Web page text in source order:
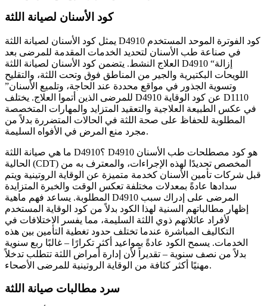
كود الأسنان لصيانة اللثة
يمثل كود الأسنان لصيانة اللثة D4910 كود الفوترة الموحد المستخدم
في صناعة طب الأسنان لتحديد الخدمات المقدمة للمرضى بعد
العلاج النشط. يتضمن كود الأسنان لصيانة اللثة D4910 “إزالة
اللويحات البكتيرية والجير من المناطق فوق وتحت اللثة، والتقليح
وتسوية الجذور في مواقع محددة عند الحاجة، وتلميع الأسنان”
للمرضى الذين أتموا العلاج. يختلف D4910 عن كود الوقاية D1110
في عكس الطبيعة العلاجية والتعقيد المتزايد والمهارات المتخصصة
المطلوبة للحفاظ على صحة اللثة في الحالات المتضررة بدلاً من
مجرد منع المرض في الأفواه السليمة.
ما هي صيانة اللثة D4910؟ D4910 هو كود مصطلحات طب الأسنان
الحالية (CDT) المخصص تحديدًا لهذه الإجراءات، والمعترف به من
قبل شركات تأمين الأسنان كخدمة متميزة عن الوقاية الروتينية ويتم
سدادها عادةً بمعدلات مختلفة تعكس الوقت والخبرة المتزايدة
المطلوبة. يساعد فهم ماهية D4910 المرضى على إدراك سبب
إظهار مطالباتهم السنية لهذا الكود بدلاً من كود الوقاية المستخدم
لأفراد عائلاتهم ذوي اللثة السليمة، مما يفسر الاختلافات في
التكاليف المباشرة عندما تختلف حدود تغطية التأمين بين هذه
الخدمات. يسمح الكود عادةً بمواعيد أكثر تكرارًا – غالبًا ربع سنوية
بدلاً من نصف سنوية – تقديراً لأن إدارة أمراض اللثة تتطلب تدخلاً
مهنيًا أكثر كثافة من الوقاية الروتينية للمرضى الأصحاء.
سرد مطالبات صيانة اللثة